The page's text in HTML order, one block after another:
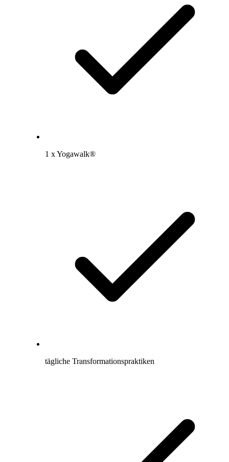
1 x Yogawalk®
tägliche Transformationspraktiken